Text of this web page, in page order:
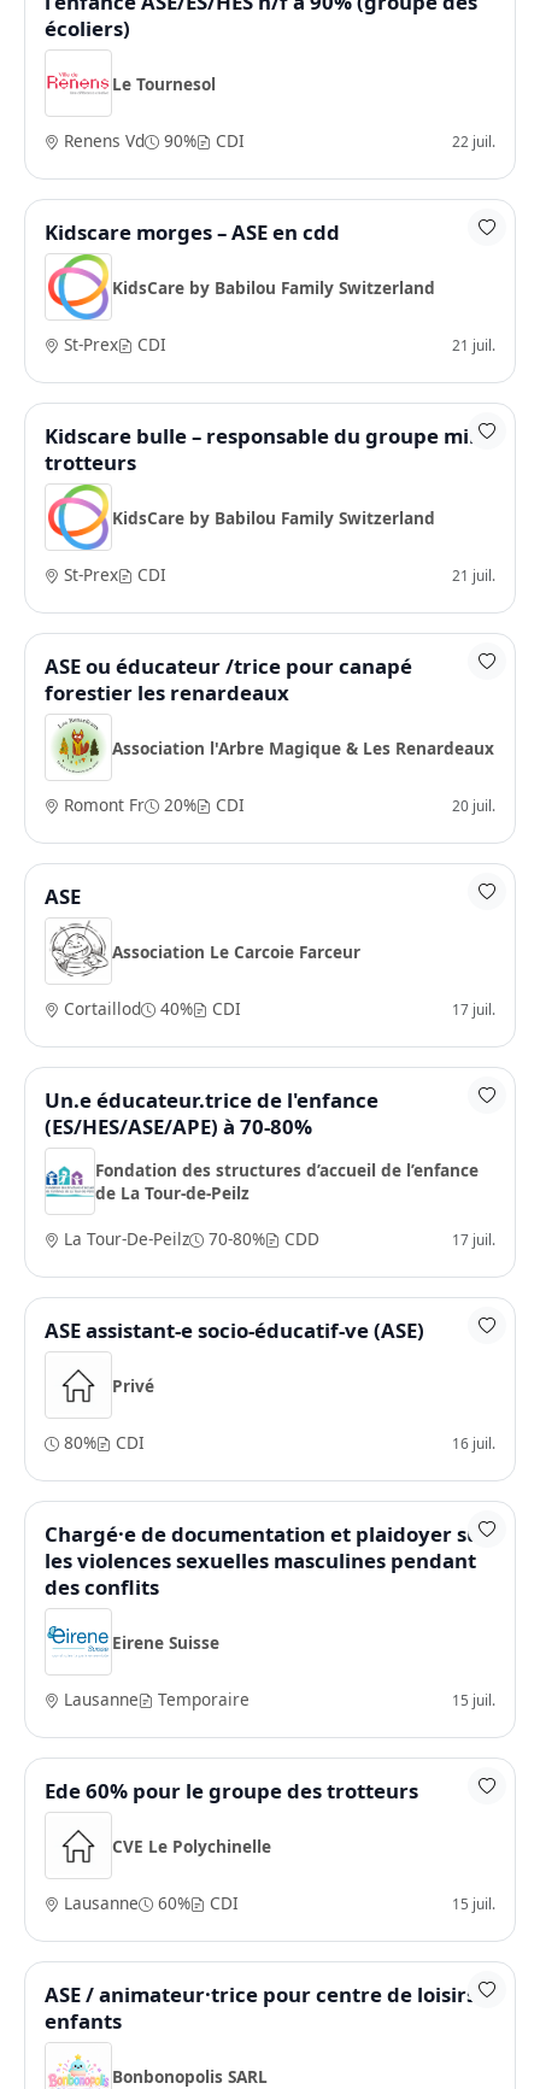
écoliers)
Le Tournesol
Renens Vd 90% CDI 22 juil.
Kidscare morges – ASE en cdd
KidsCare by Babilou Family Switzerland
St-Prex CDI 21 juil.
Kidscare bulle – responsable du groupe mini
trotteurs
KidsCare by Babilou Family Switzerland
St-Prex CDI 21 juil.
ASE ou éducateur /trice pour canapé
forestier les renardeaux
Association l'Arbre Magique & Les Renardeaux
Romont Fr 20% CDI 20 juil.
ASE
Association Le Carcoie Farceur
Cortaillod 40% CDI 17 juil.
Un.e éducateur.trice de l'enfance
(ES/HES/ASE/APE) à 70-80%
Fondation des structures d’accueil de l’enfance
de La Tour-de-Peilz
La Tour-De-Peilz
70-80% CDD 17 juil.
ASE assistant-e socio-éducatif-ve (ASE)
Privé
80% CDI 16 juil.
Chargé·e de documentation et plaidoyer sur
les violences sexuelles masculines pendant
des conflits
Eirene Suisse
Lausanne Temporaire 15 juil.
Ede 60% pour le groupe des trotteurs
CVE Le Polychinelle
Lausanne 60% CDI 15 juil.
ASE / animateur·trice pour centre de loisirs
enfants
Bonbonopolis SARL